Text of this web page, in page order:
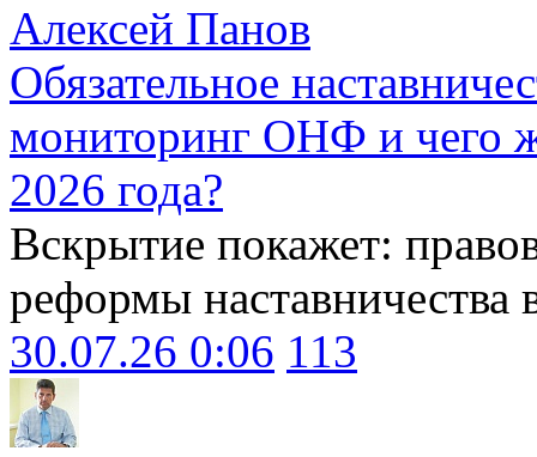
Алексей Панов
Обязательное
мониторинг ОНФ и чего
2026 года?
Вскрытие покажет:
реформы наставничества
30.07.26 0:06 113